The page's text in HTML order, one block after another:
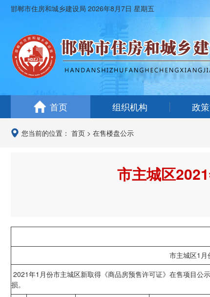
邯郸市住房和城乡建设局 2026年8月7日 星期五
首页 组织机构 政
您当前的位置： 首页 > 在售楼盘公示
市主城区
市主城区1月
2021年1月份市主城区新取得《商品房预售许可证》在售项目公
损。